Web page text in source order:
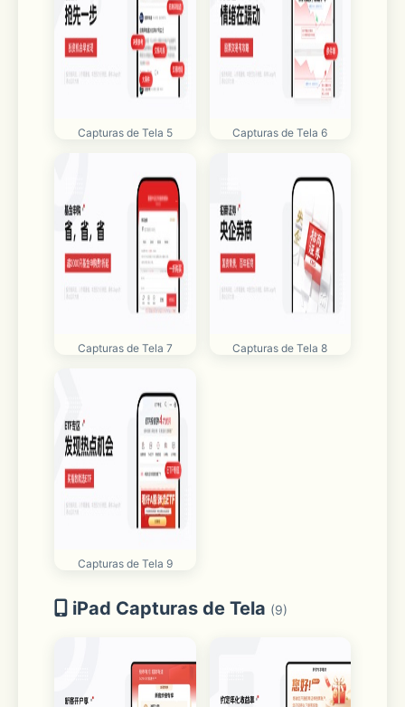
Capturas de Tela 5 Capturas de Tela 6
Capturas de Tela 7 Capturas de Tela 8
Capturas de Tela 9
iPad Capturas de Tela (9)